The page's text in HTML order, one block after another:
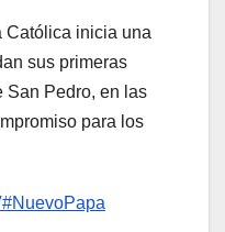
Católica inicia una
sus primeras
San Pedro, en las
para los
#NuevoPapa